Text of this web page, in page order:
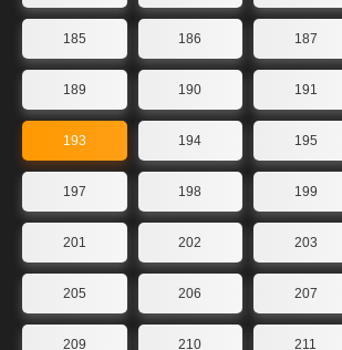
185 186 187
189 190 191
193 194 195
197 198 199
201 202 203
205 206 207
209 210 211